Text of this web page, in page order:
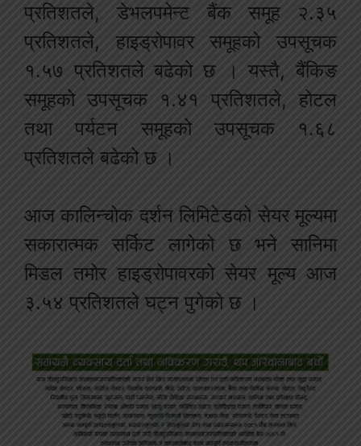
प्रतिशतले, डेभलपमेन्ट बैंक समूह २.३५
प्रतिशतले, हाइड्रोपावर समूहको उपसूचक
१.५७ प्रतिशतले बढेको छ । यस्तै, बैंकिङ
समूहको उपसूचक १.४१ प्रतिशतले, होटल
तथा पर्यटन समूहको उपसूचक १.६८
प्रतिशतले बढेको छ ।
आज कालिन्चोक दर्शन लिमिटेडको सेयर मूल्यमा
सकारात्मक सर्किट लागेको छ भने सानिमा
मिडल तमोर हाइड्रोपावरको सेयर मूल्य आज
३.५४ प्रतिशतले घट्न पुगेको छ ।